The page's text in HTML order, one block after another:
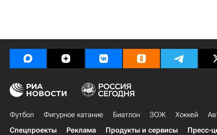
Футбол Фигурное катание Биатлон ЗОЖ Хоккей
Спецпроекты
Реклама Продукты и сервисы Пресс-